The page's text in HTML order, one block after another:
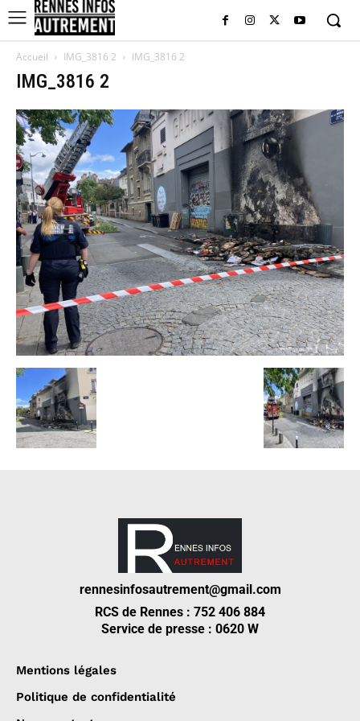
Accueil IMG_3816 2 IMG_3816 2
IMG_3816 2
rennesinfosautrement@gmail.com
RCS de Rennes : 752 406 884
Service de presse : 0620 W
Mentions légales
Politique de confidentialité